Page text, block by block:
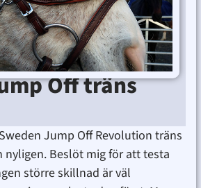
december 3, 2013 5:15 e m
3, 2013 Utrustning
Off träns
Jump Off Revolution träns
nyligen. Beslöt mig för att testa
större skillnad är väl